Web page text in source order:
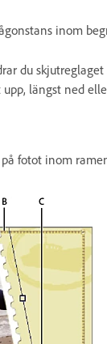
inom
du
längst ned
fotot inom